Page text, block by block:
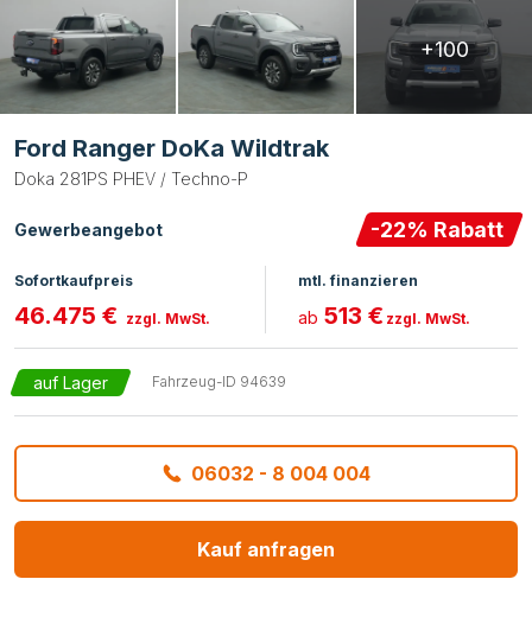
+100
Ford Ranger DoKa Wildtrak
Doka 281PS PHEV / Techno-P
Gewerbeangebot -22% Rabatt
Sofortkaufpreis
46.475 € zzgl. MwSt.
mtl. finanzieren
ab 513 € zzgl. MwSt.
auf Lager Fahrzeug-ID 94639
06032 - 8 004 004
Kauf anfragen